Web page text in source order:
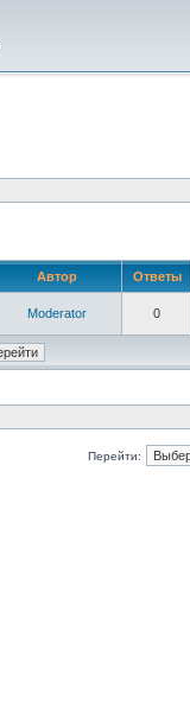
Автор Ответы
Moderator 0
Перейти: